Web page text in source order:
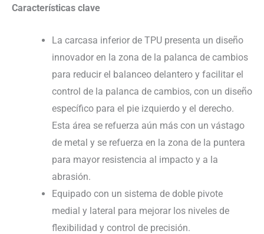
Características clave
La carcasa inferior de TPU presenta un diseño
innovador en la zona de la palanca de cambios
para reducir el balanceo delantero y facilitar el
control de la palanca de cambios, con un diseño
específico para el pie izquierdo y el derecho.
Esta área se refuerza aún más con un vástago
de metal y se refuerza en la zona de la puntera
para mayor resistencia al impacto y a la
abrasión.
Equipado con un sistema de doble pivote
medial y lateral para mejorar los niveles de
flexibilidad y control de precisión.